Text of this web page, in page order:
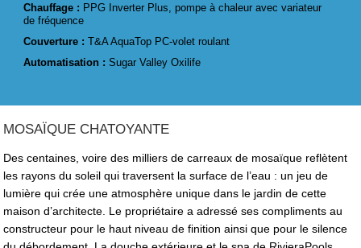
Chauffage : PPG Inverter Plus, pompe à chaleur avec variateur
de fréquence
Couverture : T&A AquaTop PC-volet roulant
Automatisation : Sugar Valley Oxilife
MOSAÏQUE CHATOYANTE
Des centaines, voire des milliers de carreaux de mosaïque reflètent
les rayons du soleil qui traversent la surface de l’eau : un jeu de
lumière qui crée une atmosphère unique dans le jardin de cette
maison d’architecte. Le propriétaire a adressé ses compliments au
constructeur pour le haut niveau de finition ainsi que pour le silence